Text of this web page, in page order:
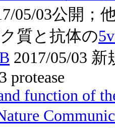
05/03公開
質と抗体の
2017/05/03
protease
function of